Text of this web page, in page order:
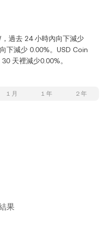
過去 24 小時內向下減少
下減少 0.00%。USD Coin
天裡減少0.00%。
1 月 1 年 2 年
果